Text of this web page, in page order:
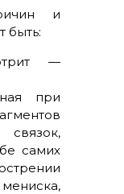
и
быть:
—
при
самих